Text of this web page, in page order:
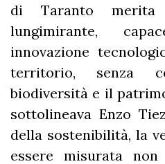
di Taranto
lungimirante,
innovazione
territorio, senza
biodiversità e il
sottolineava Enzo
della sostenibilità, la
essere misurata